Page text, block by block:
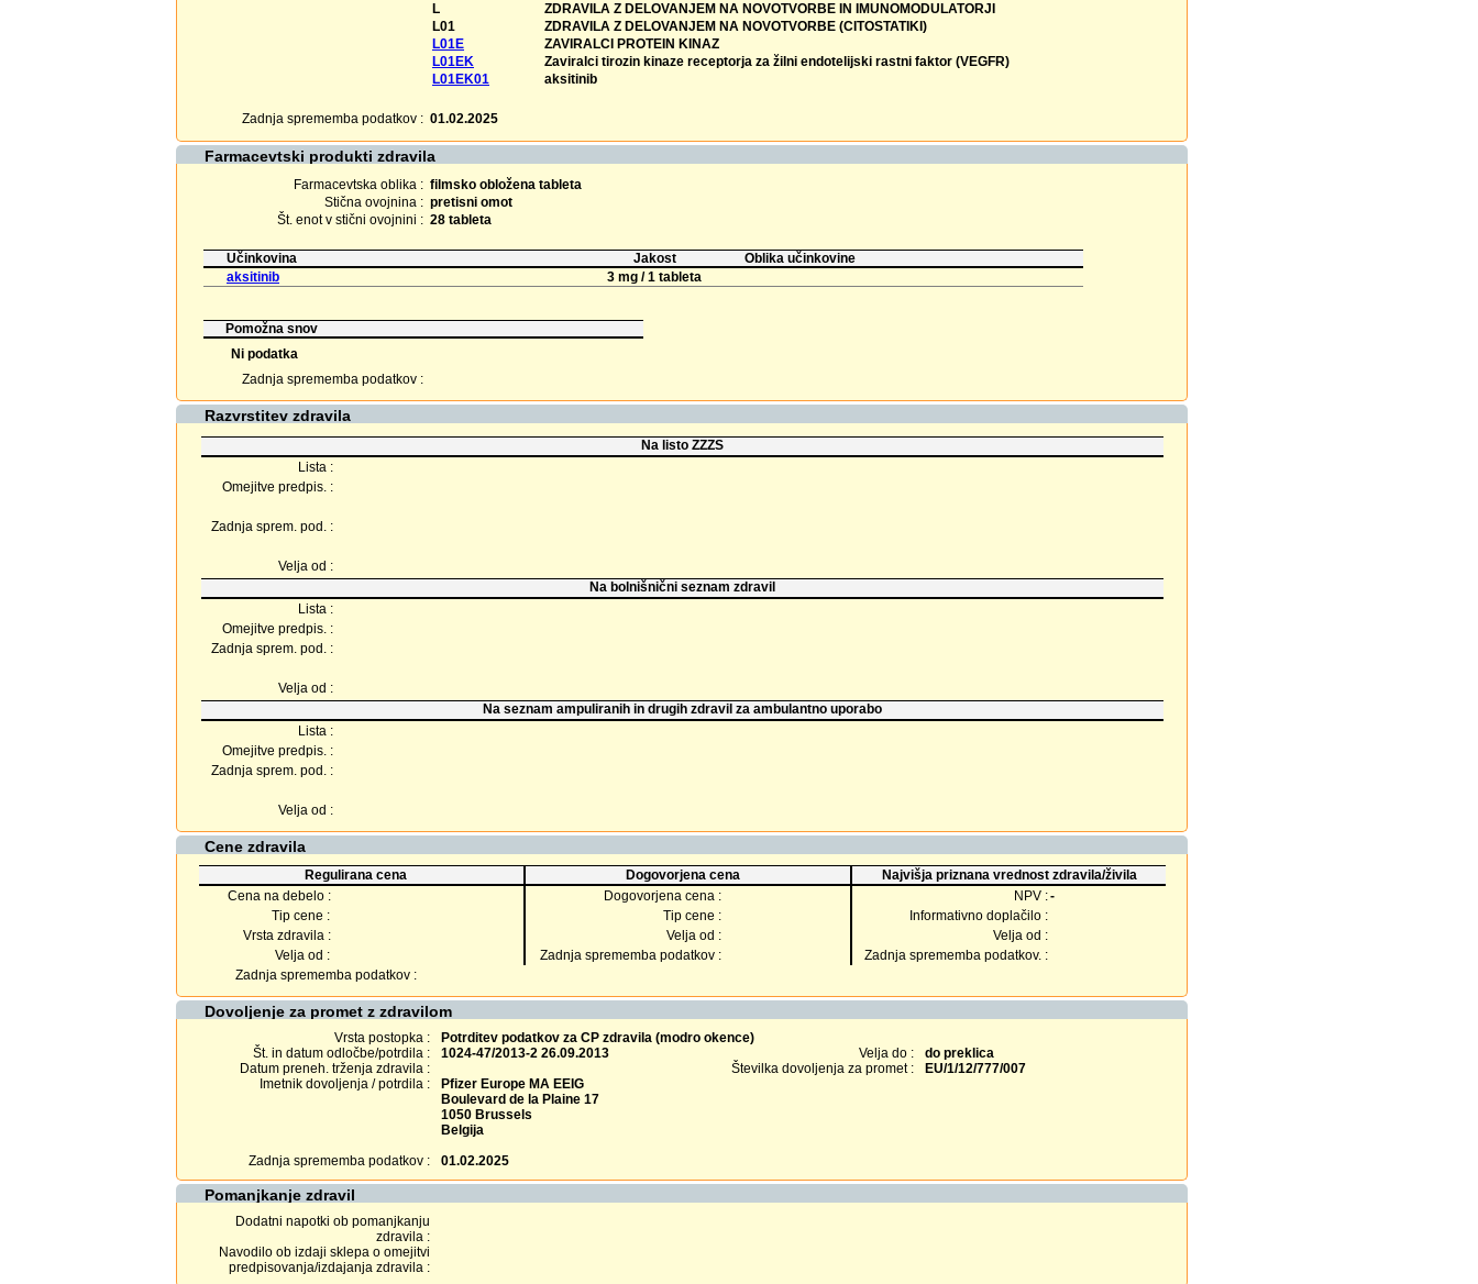
L
ZDRAVILA Z DELOVANJEM NA NOVOTVORBE IN IMUNOMODULATORJI
L01
ZDRAVILA Z DELOVANJEM NA NOVOTVORBE (CITOSTATIKI)
L01E
ZAVIRALCI PROTEIN KINAZ
L01EK
Zaviralci tirozin kinaze receptorja za žilni endotelijski rastni faktor (VEGFR)
L01EK01
aksitinib
Zadnja sprememba podatkov : 01.02.2025
Farmacevtski produkti zdravila
Farmacevtska oblika : filmsko obložena tableta
Stična ovojnina : pretisni omot
Št. enot v stični ovojnini : 28 tableta
Učinkovina Jakost
Oblika učinkovine
aksitinib
3 mg / 1 tableta
Pomožna snov
Ni podatka
Zadnja sprememba podatkov :
Razvrstitev zdravila
Na listo ZZZS
Lista :
Omejitve predpis. :
Zadnja sprem. pod. :
Velja od :
Na bolnišnični seznam zdravil
Lista :
Omejitve predpis. :
Zadnja sprem. pod. :
Velja od :
Na seznam ampuliranih in drugih zdravil za ambulantno uporabo
Lista :
Omejitve predpis. :
Zadnja sprem. pod. :
Velja od :
Cene zdravila
Regulirana cena Dogovorjena cena
Najvišja priznana vrednost zdravila/živila
Cena na debelo :
Dogovorjena cena : NPV :-
Tip cene :
Tip cene :
Informativno doplačilo :
Vrsta zdravila :
Velja od :
Velja od :
Velja od :
Zadnja sprememba podatkov :
Zadnja sprememba podatkov. :
Zadnja sprememba podatkov :
Dovoljenje za promet z zdravilom
Vrsta postopka :
Potrditev podatkov za CP zdravila (modro okence)
Št. in datum odločbe/potrdila :
1024-47/2013-2 26.09.2013 Velja do :
do preklica
Datum preneh. trženja zdravila :
Številka dovoljenja za promet :
EU/1/12/777/007
Imetnik dovoljenja / potrdila :
Pfizer Europe MA EEIG
Boulevard de la Plaine 17
1050 Brussels
Belgija
Zadnja sprememba podatkov :
01.02.2025
Pomanjkanje zdravil
Dodatni napotki ob pomanjkanju
zdravila :
Navodilo ob izdaji sklepa o omejitvi
predpisovanja/izdajanja zdravila :